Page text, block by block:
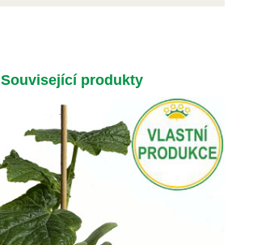
Související produkty